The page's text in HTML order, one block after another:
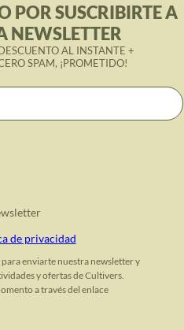
POR SUSCRIBIRTE A
NEWSLETTER
AL INSTANTE +
SPAM, ¡PROMETIDO!
de privacidad
enviarte nuestra newsletter y
y ofertas de Cultivers.
a través del enlace